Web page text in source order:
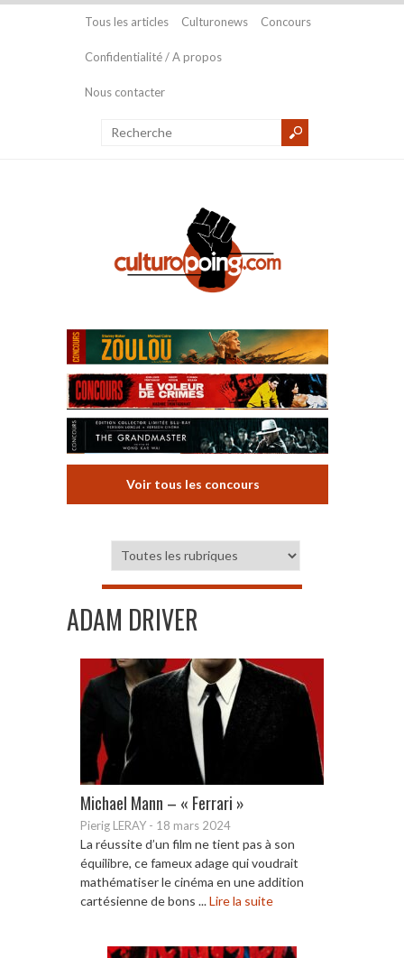
Tous les articles Culturonews Concours
Confidentialité / A propos
Nous contacter
Voir tous les concours
ADAM DRIVER
Michael Mann – « Ferrari »
Pierig LERAY - 18 mars 2024
La réussite d’un film ne tient pas à son
équilibre, ce fameux adage qui voudrait
mathématiser le cinéma en une addition
cartésienne de bons ...Lire la suite